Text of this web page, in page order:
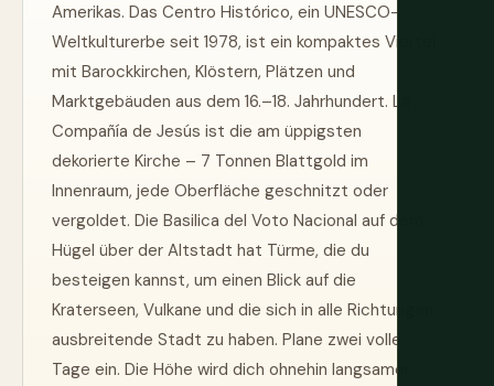
Amerikas. Das Centro Histórico, ein UNESCO-
Weltkulturerbe seit 1978, ist ein kompaktes Viertel
mit Barockkirchen, Klöstern, Plätzen und
Marktgebäuden aus dem 16.–18. Jahrhundert. La
Compañía de Jesús ist die am üppigsten
dekorierte Kirche – 7 Tonnen Blattgold im
Innenraum, jede Oberfläche geschnitzt oder
vergoldet. Die Basilica del Voto Nacional auf dem
Hügel über der Altstadt hat Türme, die du
besteigen kannst, um einen Blick auf die
Kraterseen, Vulkane und die sich in alle Richtungen
ausbreitende Stadt zu haben. Plane zwei volle
Tage ein. Die Höhe wird dich ohnehin langsamer